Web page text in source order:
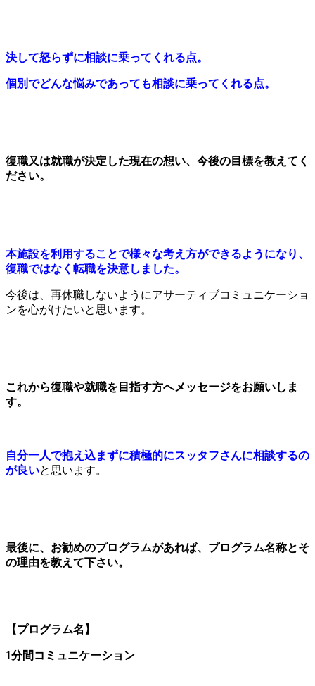
決して怒らずに相談に乗ってくれる点。
個別でどんな悩みであっても相談に乗ってくれる点。
復職又は就職が決定した現在の想い、今後の目標を教えてく
ださい。
本施設を利用することで様々な考え方ができるようになり、
復職ではなく転職を決意しました。
今後は、再休職しないようにアサーティブコミュニケーショ
ンを心がけたいと思います。
これから復職や就職を目指す方へメッセージをお願いしま
す。
自分一人で抱え込まずに積極的にスッタフさんに相談するの
が良いと思います。
最後に、お勧めのプログラムがあれば、プログラム名称とそ
の理由を教えて下さい。
【プログラム名】
1分間コミュニケーション